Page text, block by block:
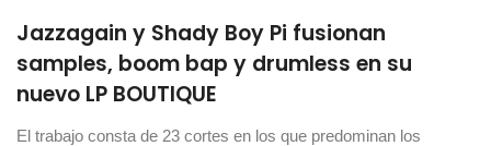
Jazzagain y Shady Boy Pi fusionan
samples, boom bap y drumless en su
nuevo LP BOUTIQUE
El trabajo consta de 23 cortes en los que predominan los